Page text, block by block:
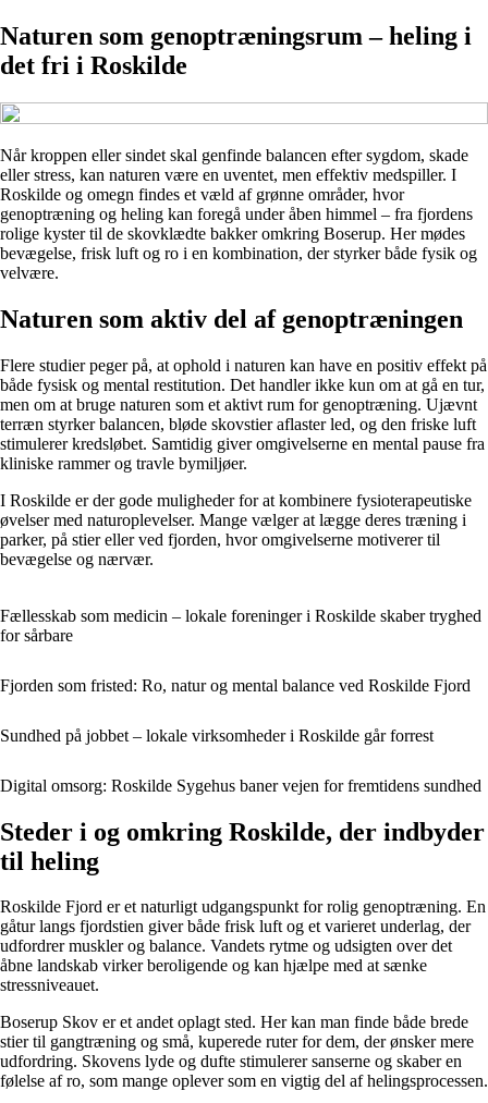
Naturen som genoptræningsrum – heling i
det fri i Roskilde
Når kroppen eller sindet skal genfinde balancen efter sygdom, skade
eller stress, kan naturen være en uventet, men effektiv medspiller. I
Roskilde og omegn findes et væld af grønne områder, hvor
genoptræning og heling kan foregå under åben himmel – fra fjordens
rolige kyster til de skovklædte bakker omkring Boserup. Her mødes
bevægelse, frisk luft og ro i en kombination, der styrker både fysik og
velvære.
Naturen som aktiv del af genoptræningen
Flere studier peger på, at ophold i naturen kan have en positiv effekt på
både fysisk og mental restitution. Det handler ikke kun om at gå en tur,
men om at bruge naturen som et aktivt rum for genoptræning. Ujævnt
terræn styrker balancen, bløde skovstier aflaster led, og den friske luft
stimulerer kredsløbet. Samtidig giver omgivelserne en mental pause fra
kliniske rammer og travle bymiljøer.
I Roskilde er der gode muligheder for at kombinere fysioterapeutiske
øvelser med naturoplevelser. Mange vælger at lægge deres træning i
parker, på stier eller ved fjorden, hvor omgivelserne motiverer til
bevægelse og nærvær.
Fællesskab som medicin – lokale foreninger i Roskilde skaber tryghed
for sårbare
Fjorden som fristed: Ro, natur og mental balance ved Roskilde Fjord
Sundhed på jobbet – lokale virksomheder i Roskilde går forrest
Digital omsorg: Roskilde Sygehus baner vejen for fremtidens sundhed
Steder i og omkring Roskilde, der indbyder
til heling
Roskilde Fjord er et naturligt udgangspunkt for rolig genoptræning. En
gåtur langs fjordstien giver både frisk luft og et varieret underlag, der
udfordrer muskler og balance. Vandets rytme og udsigten over det
åbne landskab virker beroligende og kan hjælpe med at sænke
stressniveauet.
Boserup Skov er et andet oplagt sted. Her kan man finde både brede
stier til gangtræning og små, kuperede ruter for dem, der ønsker mere
udfordring. Skovens lyde og dufte stimulerer sanserne og skaber en
følelse af ro, som mange oplever som en vigtig del af helingsprocessen.